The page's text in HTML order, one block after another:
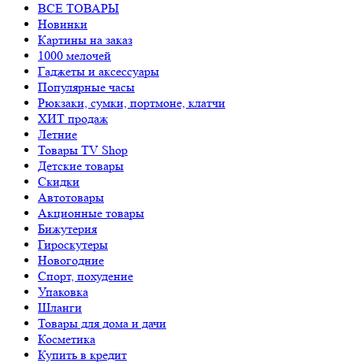
ВСЕ ТОВАРЫ
Новинки
Картины на заказ
1000 мелочей
Гаджеты и аксессуары
Популярные часы
Рюкзаки, сумки, портмоне, клатчи
ХИТ продаж
Летние
Товары TV Shop
Детские товары
Cкидки
Автотовары
Акционные товары
Бижутерия
Гироскутеры
Новогодние
Спорт, похудение
Упаковка
Шланги
Товары для дома и дачи
Косметика
Купить в кредит